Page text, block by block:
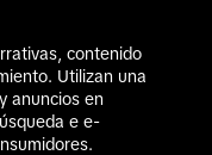
contenido
Utilizan una
anuncios en
e e-